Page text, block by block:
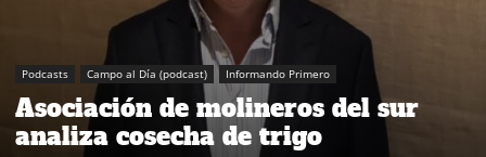
Podcasts Campo al Día (podcast) Informando Primero
Asociación de molineros del sur
analiza cosecha de trigo